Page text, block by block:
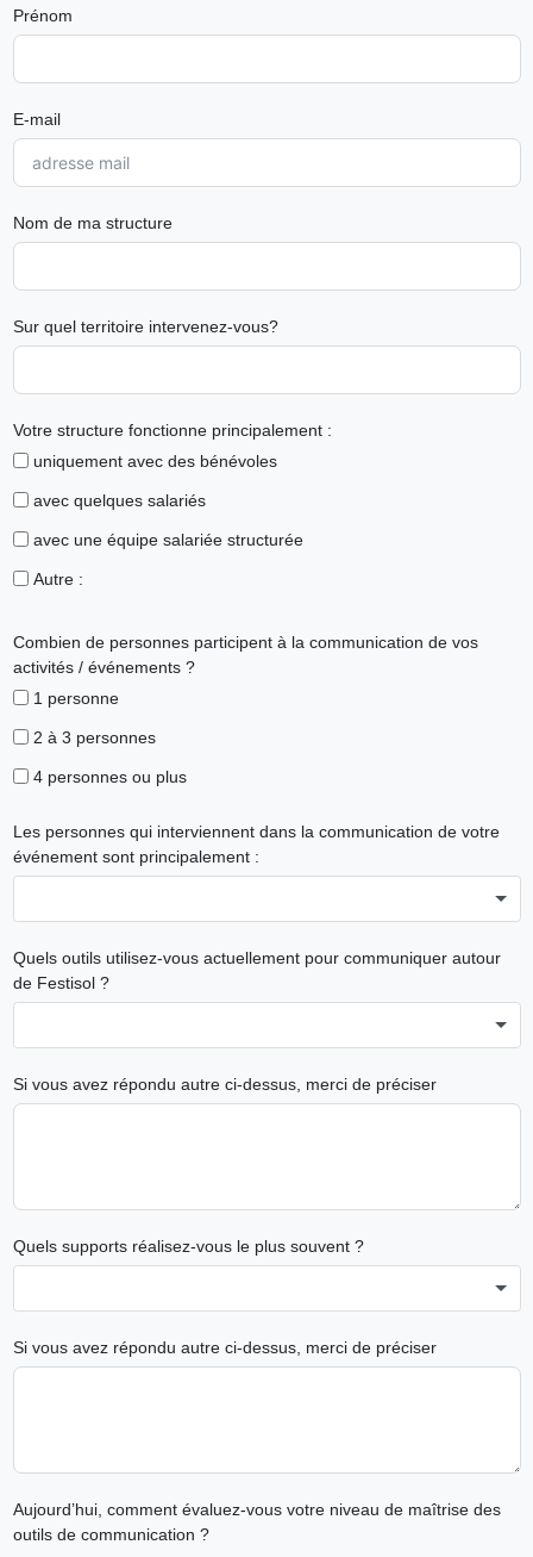
Prénom
E-mail
Nom de ma structure
Sur quel territoire intervenez-vous?
Votre structure fonctionne principalement :
uniquement avec des bénévoles
avec quelques salariés
avec une équipe salariée structurée
Autre :
Combien de personnes participent à la communication de vos
activités / événements ?
1 personne
2 à 3 personnes
4 personnes ou plus
Les personnes qui interviennent dans la communication de votre
événement sont principalement :
Quels outils utilisez-vous actuellement pour communiquer autour
de Festisol ?
Si vous avez répondu autre ci-dessus, merci de préciser
Quels supports réalisez-vous le plus souvent ?
Si vous avez répondu autre ci-dessus, merci de préciser
Aujourd’hui, comment évaluez-vous votre niveau de maîtrise des
outils de communication ?